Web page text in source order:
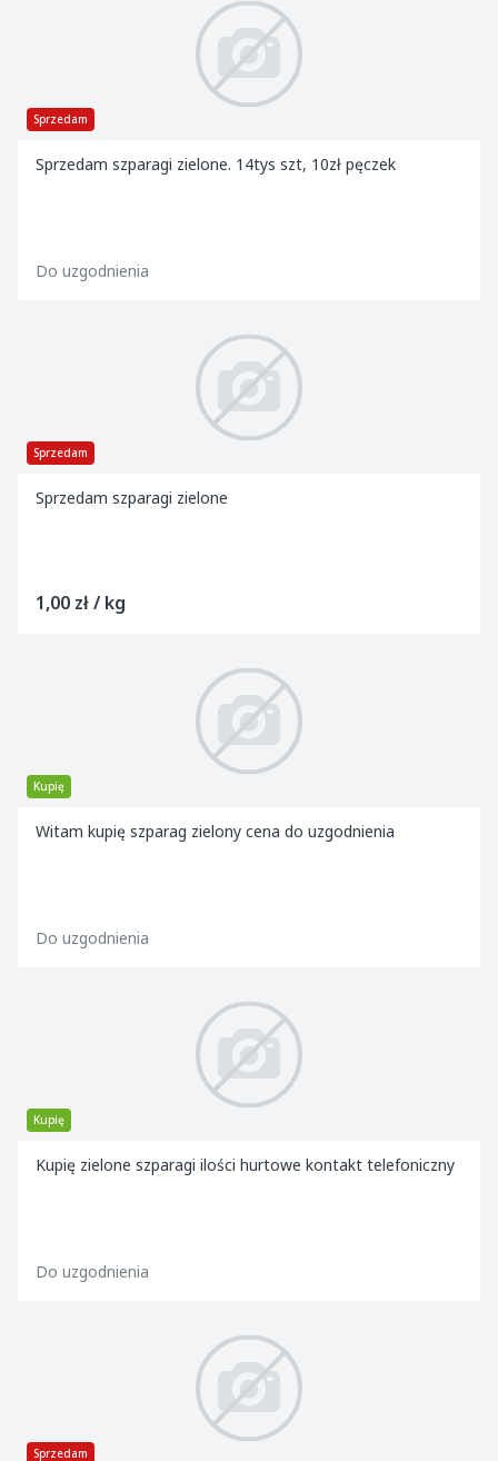
Sprzedam
Sprzedam szparagi zielone. 14tys szt, 10zł pęczek
Do uzgodnienia
Sprzedam
Sprzedam szparagi zielone
1,00 zł / kg
Kupię
Witam kupię szparag zielony cena do uzgodnienia
Do uzgodnienia
Kupię
Kupię zielone szparagi ilości hurtowe kontakt telefoniczny
Do uzgodnienia
Sprzedam